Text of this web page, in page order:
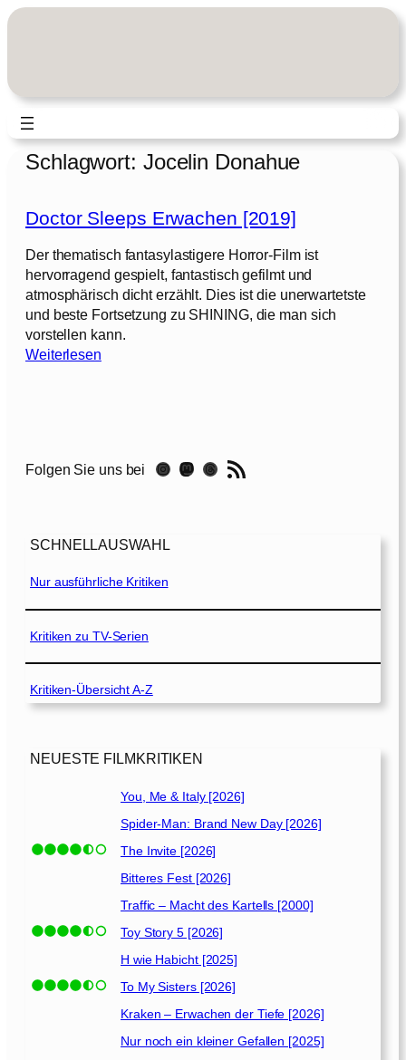
Zum
Schlagwort: Jocelin Donahue
Doctor Sleeps Erwachen [2019]
Der thematisch fantasylastigere Horror-Film ist
hervorragend gespielt, fantastisch gefilmt und
atmosphärisch dicht erzählt. Dies ist die unerwartetste
und beste Fortsetzung zu SHINING, die man sich
vorstellen kann.
Weiterlesen:
r
e
s
E
r
c
h
n
9
Folgen Sie uns bei Instagram Mastodon Threads RSS-Feed
SCHNELLAUSWAHL
Nur ausführliche Kritiken
Kritiken zu TV-Serien
Kritiken-Übersicht A-Z
NEUESTE FILMKRITIKEN
You, Me & Italy [2026]
Spider-Man: Brand New Day [2026]
The Invite [2026]
Bitteres Fest [2026]
Traffic – Macht des Kartells [2000]
Toy Story 5 [2026]
H wie Habicht [2025]
To My Sisters [2026]
Kraken – Erwachen der Tiefe [2026]
Nur noch ein kleiner Gefallen [2025]